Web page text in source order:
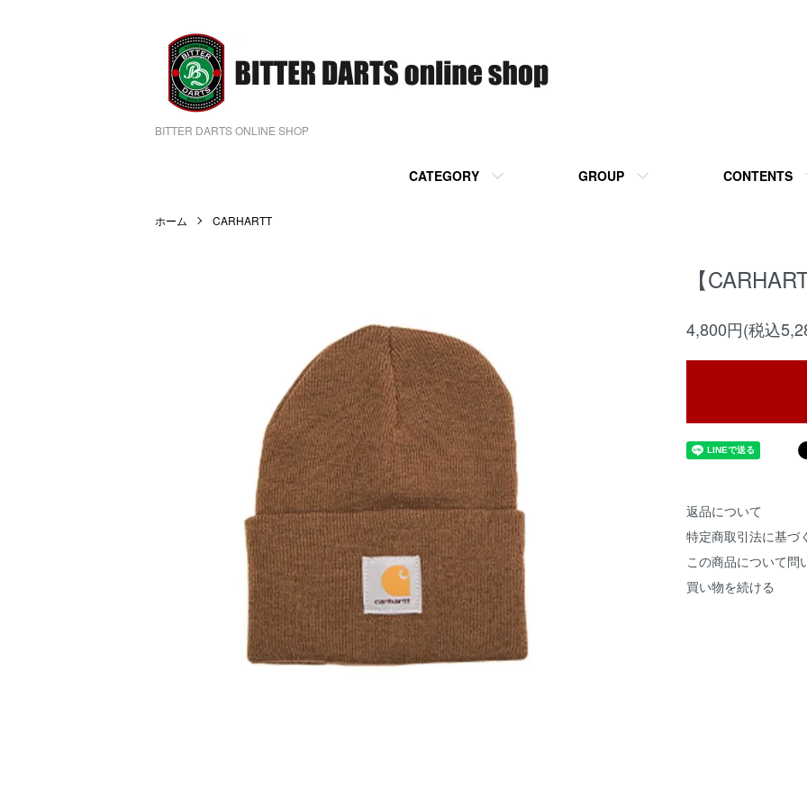
BITTER DARTS ONLINE SHOP
CATEGORY GROUP CONTENTS
ホーム CARHARTT
【
4,800円(税込
返品について
特定商取引法に基づ
この商品について問
買い物を続ける